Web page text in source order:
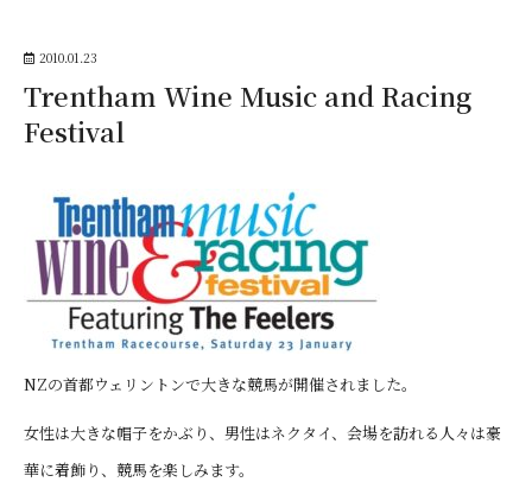
2010.01.23
Trentham Wine Music and Racing
Festival
NZの首都ウェリントンで大きな競馬が開催されました。
女性は大きな帽子をかぶり、男性はネクタイ、会場を訪れる人々は豪
華に着飾り、競馬を楽しみます。